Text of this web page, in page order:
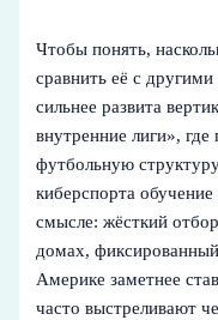
Чтобы понять,
сравнить её с
сильнее развита
внутренние лиги»,
футбольную
киберспорта
смысле: жёсткий
домах,
Америке заметнее
часто выстреливают